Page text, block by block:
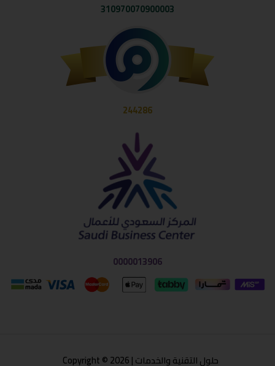
310970070900003
244286
0000013906
حلول التقنية والخدمات | Copyright © 2026